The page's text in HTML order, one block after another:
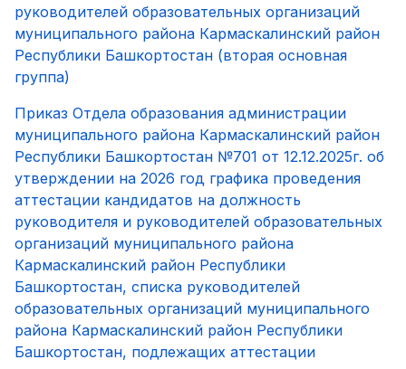
руководителей образовательных организаций
муниципального района Кармаскалинский район
Республики Башкортостан (вторая основная
группа)
Приказ Отдела образования администрации
муниципального района Кармаскалинский район
Республики Башкортостан №701 от 12.12.2025г. об
утверждении на 2026 год графика проведения
аттестации кандидатов на должность
руководителя и руководителей образовательных
организаций муниципального района
Кармаскалинский район Республики
Башкортостан, списка руководителей
образовательных организаций муниципального
района Кармаскалинский район Республики
Башкортостан, подлежащих аттестации